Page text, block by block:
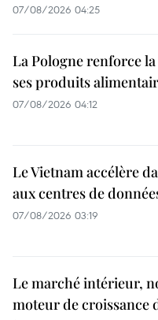
07/08/2026 04:25
La Pologne renforce
ses produits
07/08/2026 04:12
Le Vietnam accélère
aux centres de
07/08/2026 03:19
Le marché intérieur,
moteur de croissance